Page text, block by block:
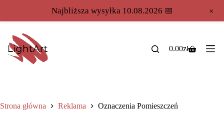
0.00zł
Strona główna Reklama Oznaczenia Pomieszczeń
Najbliższa wysyłka 10.08.2026 📅 +